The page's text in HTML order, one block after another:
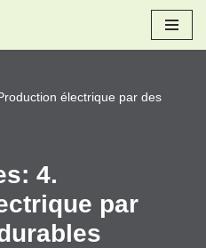
électrique par des
4.
par